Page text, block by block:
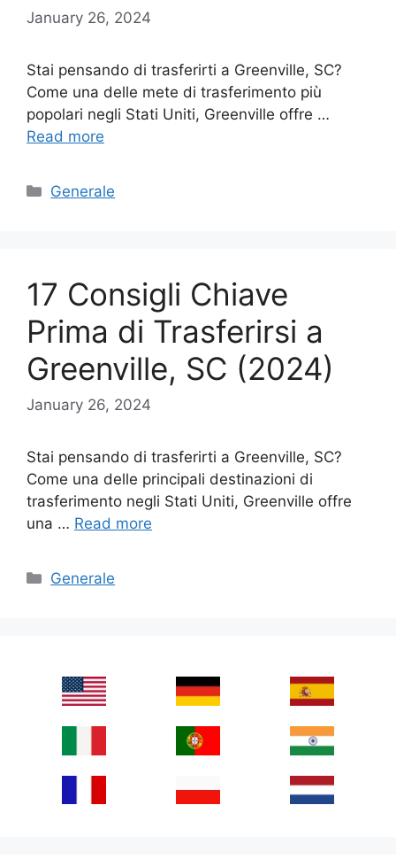
January 26, 2024
Stai pensando di trasferirti a Greenville, SC?
Come una delle mete di trasferimento più
popolari negli Stati Uniti, Greenville offre …
Read more
Categories
Generale
17 Consigli Chiave
Prima di Trasferirsi a
Greenville, SC (2024)
January 26, 2024
Stai pensando di trasferirti a Greenville, SC?
Come una delle principali destinazioni di
trasferimento negli Stati Uniti, Greenville offre
una … Read more
Categories
Generale